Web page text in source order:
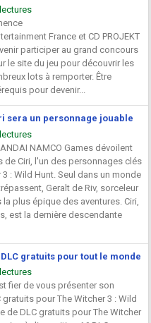
France et CD PROJEKT
participer au grand concours
le site du jeu pour découvrir les
lots à remporter. Être
pour devenir...
sera un personnage jouable
NAMCO Games dévoilent
de Ciri, l'un des personnages clés
3 : Wild Hunt. Seul dans un monde
Geralt de Riv, sorceleur
plus épique des aventures. Ciri,
est la dernière descendante
gratuits pour tout le monde
fier de vous présenter son
pour The Witcher 3 : Wild
de DLC gratuits pour The Witcher